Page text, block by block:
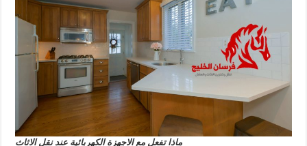
ماذا تفعل مع الاجهزة الكهربائية عند نقل الاثاث